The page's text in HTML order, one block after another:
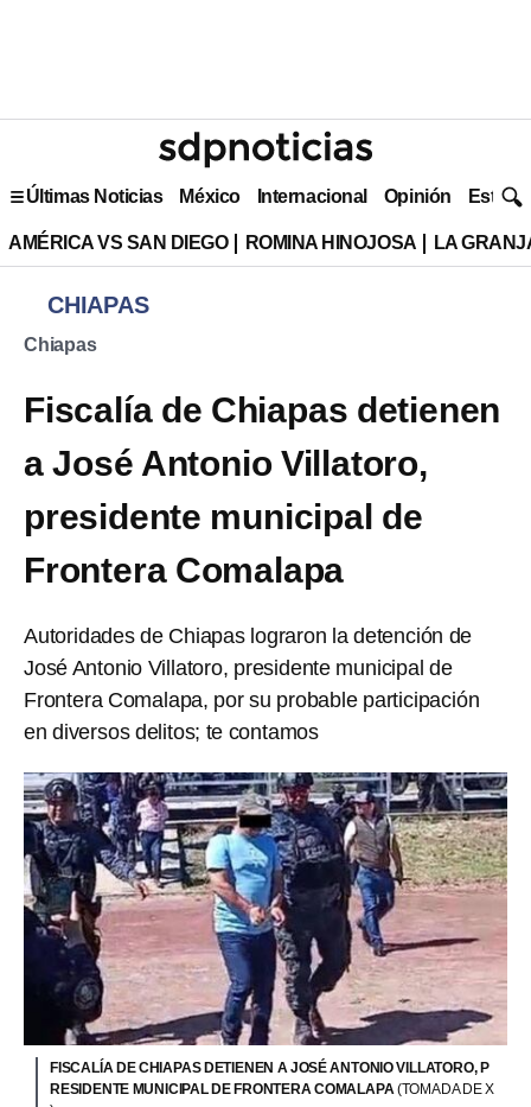
Últimas Noticias México Internacional Opinión Estilo
AMÉRICA VS SAN DIEGO ROMINA HINOJOSA LA
CHIAPAS
Chiapas
Fiscalía de Chiapas detienen
a José Antonio Villatoro,
presidente municipal de
Frontera Comalapa
Autoridades de Chiapas lograron la detención de
José Antonio Villatoro, presidente municipal de
Frontera Comalapa, por su probable participación
en diversos delitos; te contamos
FISCALÍA DE CHIAPAS DETIENEN A JOSÉ ANTONIO VILLATORO, P
RESIDENTE MUNICIPAL DE FRONTERA COMALAPA(TOMADA DE X